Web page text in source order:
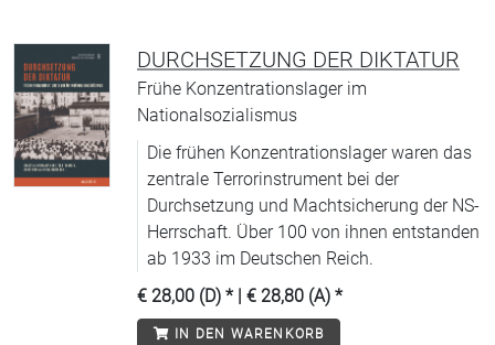
DURCHSETZUNG DER DIKTATUR
Frühe Konzentrationslager im
Nationalsozialismus
Die frühen Konzentrationslager waren das
zentrale Terrorinstrument bei der
Durchsetzung und Machtsicherung der NS-
Herrschaft. Über 100 von ihnen entstanden
ab 1933 im Deutschen Reich.
€ 28,00 (D) * | € 28,80 (A) *
IN DEN WARENKORB